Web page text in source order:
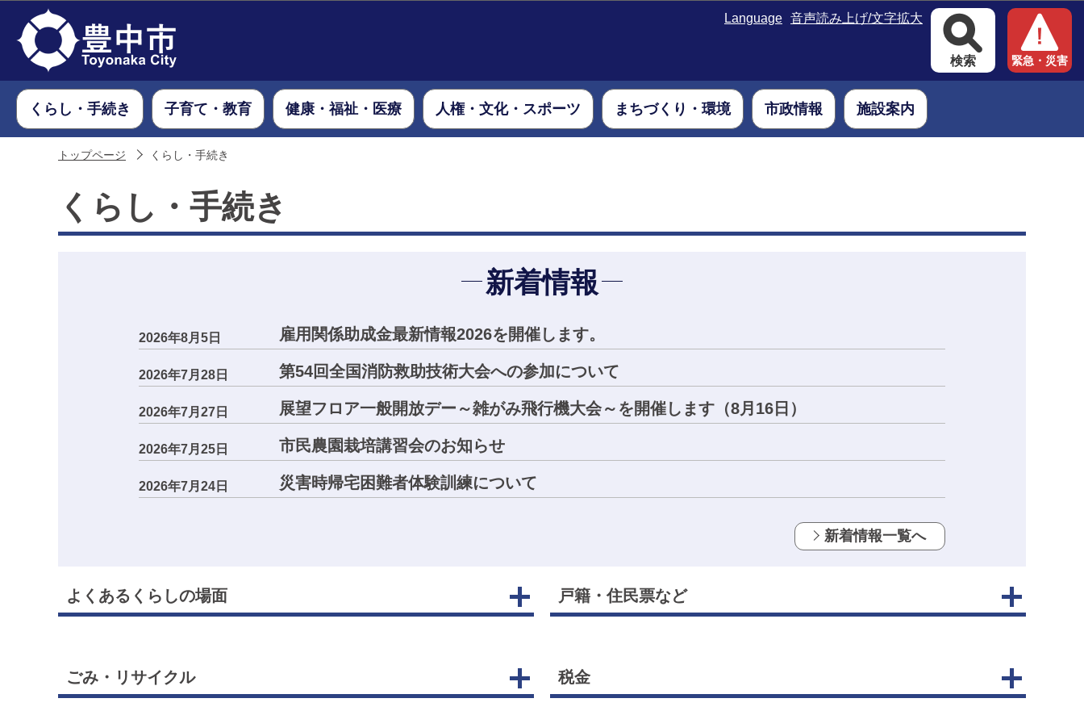
Language 音声読み上げ/文字拡大
検索 緊急・災害
くらし・手続き 子育て・教育 健康・福祉・医療 人権・文化・スポーツ まちづくり・環境 市政情報 施設案内
トップページ くらし・手続き
くらし・手続き
新着情報
2026年8月5日 雇用関係助成金最新情報2026を開催します。
2026年7月28日 第54回全国消防救助技術大会への参加について
2026年7月27日 展望フロア一般開放デー～雑がみ飛行機大会～を開催します（8月16日）
2026年7月25日 市民農園栽培講習会のお知らせ
2026年7月24日 災害時帰宅困難者体験訓練について
新着情報一覧へ
よくあるくらしの場面 戸籍・住民票など
ごみ・リサイクル 税金